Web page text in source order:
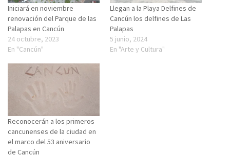
Iniciará en noviembre
renovación del Parque de las
Palapas en Cancún
24 octubre, 2023
En "Cancún"
Llegan a la Playa Delfines de
Cancún los delfines de Las
Palapas
5 junio, 2024
En "Arte y Cultura"
Reconocerán a los primeros
cancunenses de la ciudad en
el marco del 53 aniversario
de Cancún